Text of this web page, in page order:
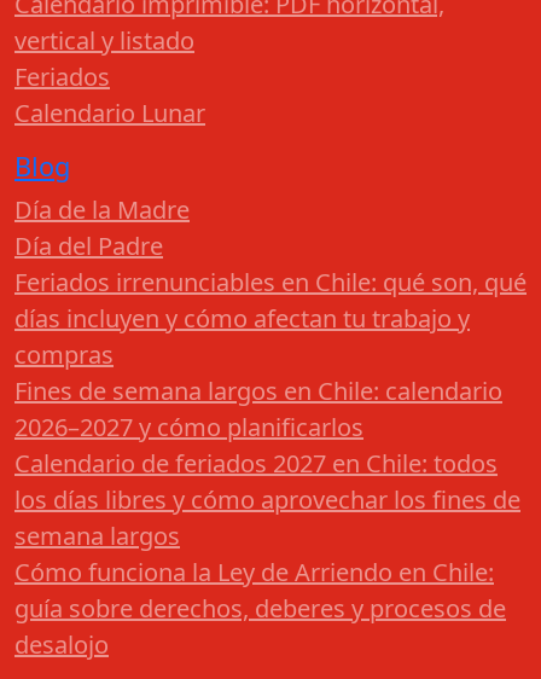
vertical y listado
Feriados
Calendario Lunar
Blog
Día de la Madre
Día del Padre
Feriados irrenunciables en Chile: qué son, qué
días incluyen y cómo afectan tu trabajo y
compras
Fines de semana largos en Chile: calendario
2026–2027 y cómo planificarlos
Calendario de feriados 2027 en Chile: todos
los días libres y cómo aprovechar los fines de
semana largos
Cómo funciona la Ley de Arriendo en Chile:
guía sobre derechos, deberes y procesos de
desalojo